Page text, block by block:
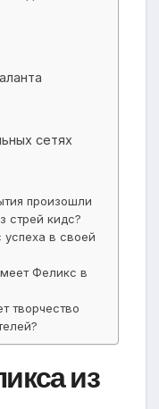
сетях
произошли
стрей кидс?
в своей
Феликс в
творчество
из